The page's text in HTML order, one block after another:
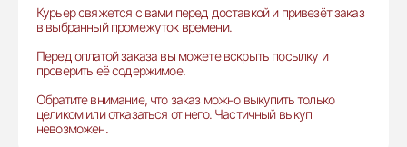
Курьер свяжется с вами перед доставкой и привезёт заказ
в выбранный промежуток времени.
Перед оплатой заказа вы можете вскрыть посылку и
проверить её содержимое.
Обратите внимание, что заказ можно выкупить только
целиком или отказаться от него. Частичный выкуп
невозможен.